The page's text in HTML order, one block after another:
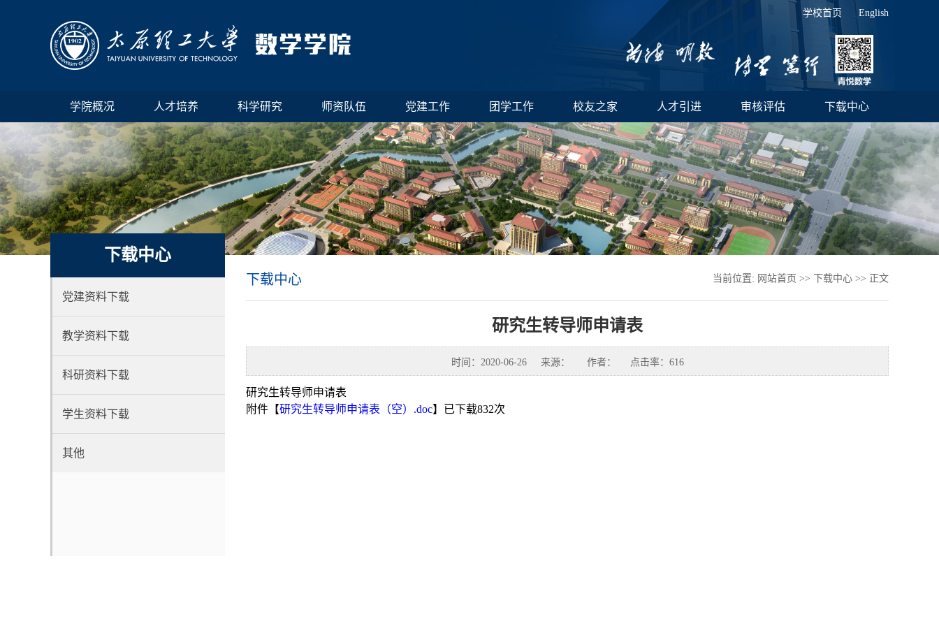
学校首页 English
学院概况 人才培养 科学研究 师资队伍 党建工作 团学工作 校友之家 人才引进 审核评估 下载中心
下载中心
党建资料下载
教学资料下载
科研资料下载
学生资料下载
其他
下载中心 当前位置: 网站首页 >> 下载中心 >> 正文
研究生转导师申请表
时间：2020-06-26 来源： 作者： 点击率： 616
研究生转导师申请表
附件【研究生转导师申请表（空）.doc】已下载832次